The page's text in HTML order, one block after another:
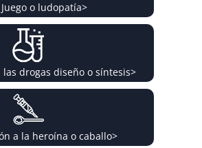
Juego o ludopatía>
las drogas diseño o síntesis>
a la heroína o caballo>